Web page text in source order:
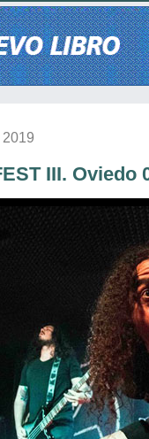
2019
III. Oviedo